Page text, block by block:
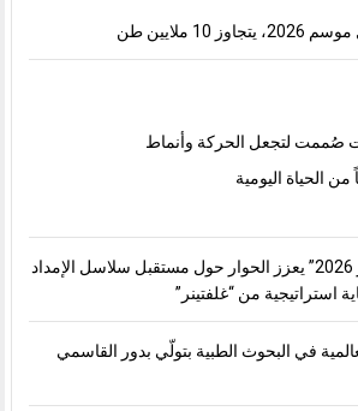
ملايين طن
صُممت لتجعل الحركة وأنماط
الحياة اليومية
“منتدى الشارقة للاستثمار 2026” يعزز الحوار حول مستقبل سلاسل الإمداد
استراتيجية من “غلفتينر”
في البحوث الطبية بتولّي بدور القاسمي